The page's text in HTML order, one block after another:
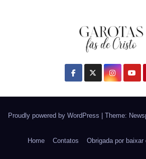
Proudly powered by WordPress | Theme:
Home Contatos Obrigada por